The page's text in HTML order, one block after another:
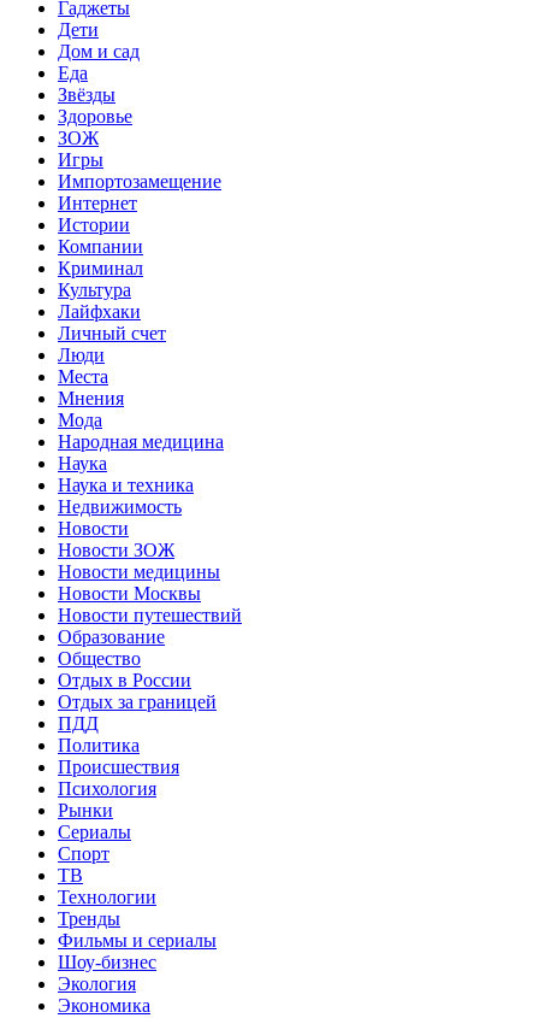
Гаджеты
Дети
Дом и сад
Еда
Звёзды
Здоровье
ЗОЖ
Игры
Импортозамещение
Интернет
Истории
Компании
Криминал
Культура
Лайфхаки
Личный счет
Люди
Места
Мнения
Мода
Народная медицина
Наука
Наука и техника
Недвижимость
Новости
Новости ЗОЖ
Новости медицины
Новости Москвы
Новости путешествий
Образование
Общество
Отдых в России
Отдых за границей
ПДД
Политика
Происшествия
Психология
Рынки
Сериалы
Спорт
ТВ
Технологии
Тренды
Фильмы и сериалы
Шоу-бизнес
Экология
Экономика